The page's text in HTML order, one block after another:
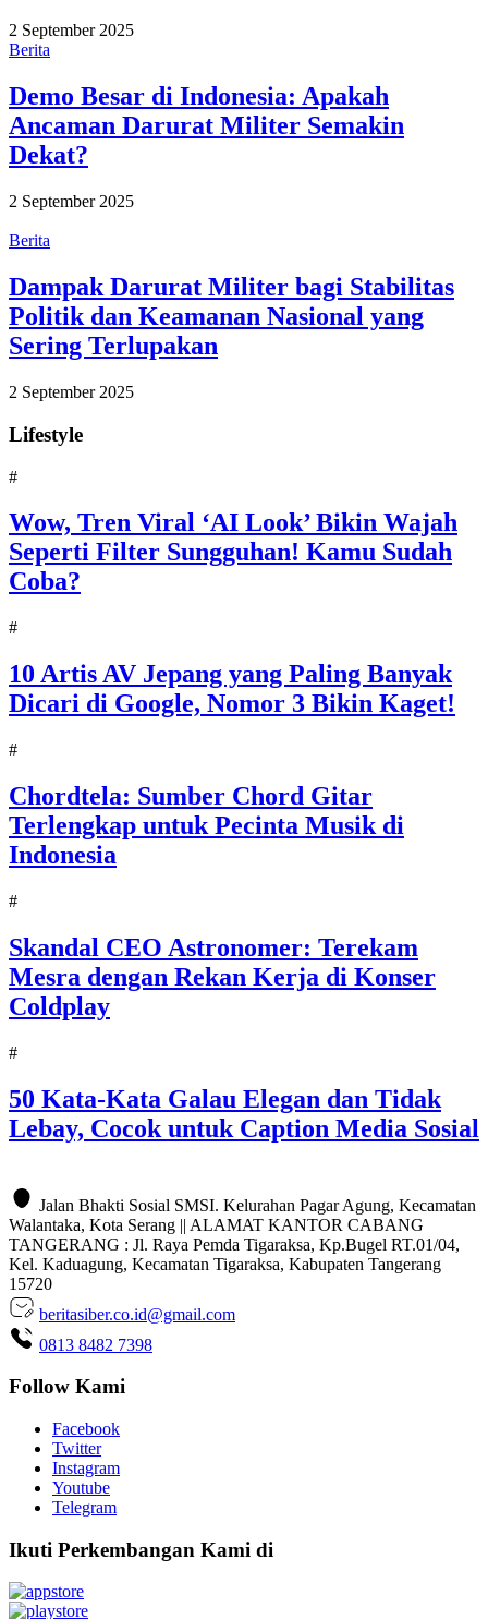
2 September 2025
Berita
Demo Besar di Indonesia: Apakah
Ancaman Darurat Militer Semakin
Dekat?
2 September 2025
Berita
Dampak Darurat Militer bagi Stabilitas
Politik dan Keamanan Nasional yang
Sering Terlupakan
2 September 2025
Lifestyle
#
Wow, Tren Viral ‘AI Look’ Bikin Wajah
Seperti Filter Sungguhan! Kamu Sudah
Coba?
#
10 Artis AV Jepang yang Paling Banyak
Dicari di Google, Nomor 3 Bikin Kaget!
#
Chordtela: Sumber Chord Gitar
Terlengkap untuk Pecinta Musik di
Indonesia
#
Skandal CEO Astronomer: Terekam
Mesra dengan Rekan Kerja di Konser
Coldplay
#
50 Kata-Kata Galau Elegan dan Tidak
Lebay, Cocok untuk Caption Media Sosial
Jalan Bhakti Sosial SMSI. Kelurahan Pagar Agung, Kecamatan
Walantaka, Kota Serang || ALAMAT KANTOR CABANG
TANGERANG : Jl. Raya Pemda Tigaraksa, Kp.Bugel RT.01/04,
Kel. Kaduagung, Kecamatan Tigaraksa, Kabupaten Tangerang
15720
beritasiber.co.id@gmail.com
0813 8482 7398
Follow Kami
Facebook
Twitter
Instagram
Youtube
Telegram
Ikuti Perkembangan Kami di